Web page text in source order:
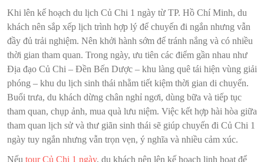
Khi lên kế hoạch du lịch Củ Chi 1 ngày từ TP. Hồ Chí Minh, du
khách nên sắp xếp lịch trình hợp lý để chuyến đi ngắn nhưng vẫn
đầy đủ trải nghiệm. Nên khởi hành sớm để tránh nắng và có nhiều
thời gian tham quan. Trong ngày, ưu tiên các điểm gần nhau như
Địa đạo Củ Chi – Đền Bến Dược – khu làng quê tái hiện vùng giải
phóng – khu du lịch sinh thái nhằm tiết kiệm thời gian di chuyển.
Buổi trưa, du khách dừng chân nghỉ ngơi, dùng bữa và tiếp tục
tham quan, chụp ảnh, mua quà lưu niệm. Việc kết hợp hài hòa giữa
tham quan lịch sử và thư giãn sinh thái sẽ giúp chuyến đi Củ Chi 1
ngày tuy ngắn nhưng vẫn trọn vẹn, ý nghĩa và nhiều cảm xúc.
Nếu tour Củ Chi 1 ngày, du khách nên lên kế hoạch linh hoạt để